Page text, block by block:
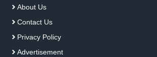
About Us
Contact Us
Privacy Policy
Advertisement